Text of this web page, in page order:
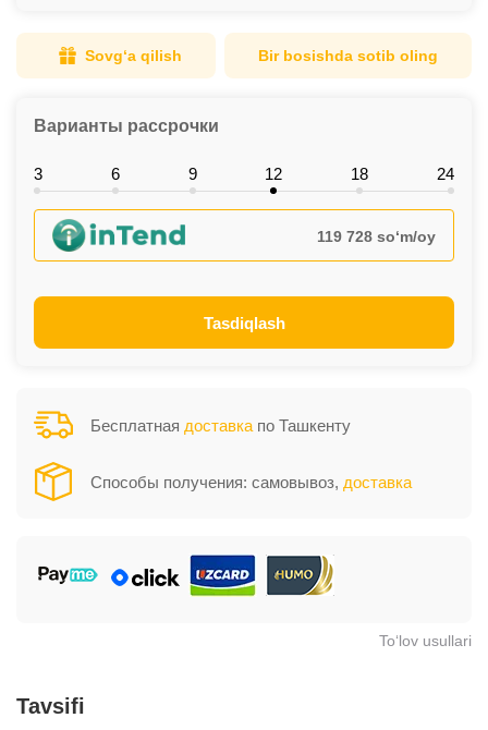
Sovg‘a qilish Bir bosishda sotib oling
Варианты рассрочки
3 6 9 12 18 24
119 728 so‘m/oy
Tasdiqlash
Бесплатная доставка по Ташкенту
Способы получения: самовывоз, доставка
To‘lov usullari
Tavsifi